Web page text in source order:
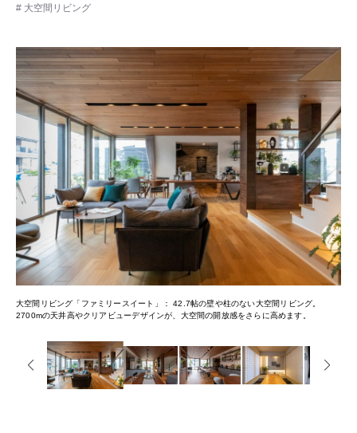
大空間リビング
大空間リビング「ファミリースイート」
42.7帖の壁や柱のない大空間リビング。
2700mの天井高やクリアビューデザインが、大空間の開放感をさらに高めます。